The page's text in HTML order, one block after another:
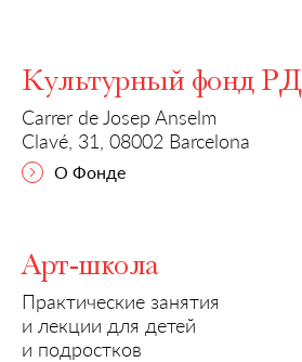
Культурный фонд РД
Carrer de Josep Anselm
Clavé, 31, 08002 Barcelona
О Фонде
Арт-школа
Практические занятия
и лекции для детей
и подростков